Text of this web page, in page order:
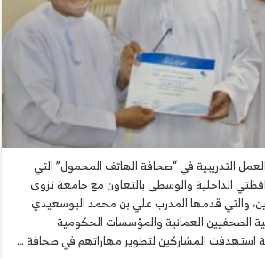
التدريبية في “صحافة الهاتف المحمول” التي
الداخلية والوسطى بالتعاون مع جامعة نزوى
والتي قدمها المدرب علي بن محمد البوسعيدي
الصحفيين العمانية والمؤسسات الحكومية
استهدفت المشاركين لتطوير مهاراتهم في صحافة …